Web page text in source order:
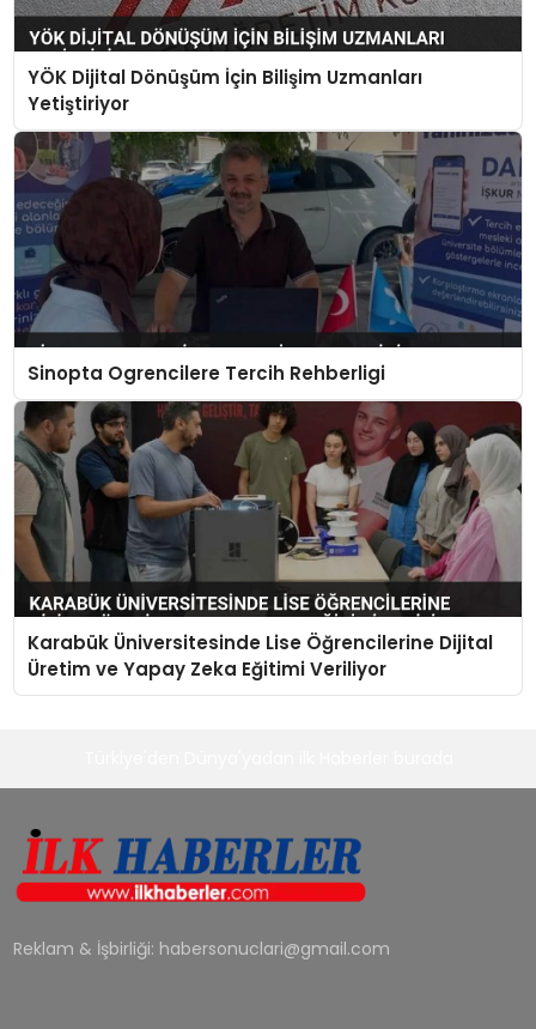
YÖK Dijital Dönüşüm İçin Bilişim Uzmanları
Yetiştiriyor
Sinopta Ogrencilere Tercih Rehberligi
Karabük Üniversitesinde Lise Öğrencilerine Dijital
Üretim ve Yapay Zeka Eğitimi Veriliyor
Reklam & İşbirliği: habersonuclari@gmail.com